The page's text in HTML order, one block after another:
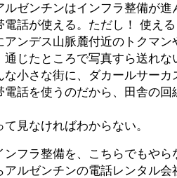
ルゼンチンはインフラ整備が
電話が使える。ただし！ 使え
ンデス山脈麓付近のトクマン
通じたところで写真すら送れな
な小さな街に、ダカールサー
電話を使うのだから、田舎の
見なければわからない。
ンフラ整備を、こちらでもや
アルゼンチンの電話レンタル